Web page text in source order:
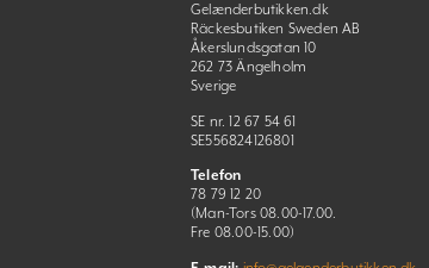
Gelænderbutikken.dk
Räckesbutiken Sweden AB
Åkerslundsgatan 10
262 73 Ängelholm
Sverige
SE nr. 12 67 54 61
SE556824126801
Telefon
78 79 12 20
(Man-Tors 08.00-17.00.
Fre 08.00-15.00)